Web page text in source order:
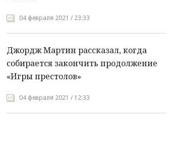
04 февраля 2021 / 23:33
Джордж Мартин рассказал, когда
собирается закончить продолжение
«Игры престолов»
04 февраля 2021 / 12:33